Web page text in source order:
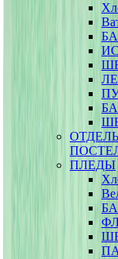
ПЛЕДЫ